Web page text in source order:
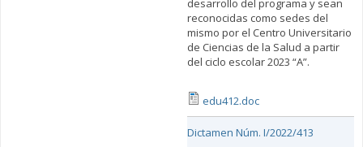
desarrollo del programa y sean
reconocidas como sedes del
mismo por el Centro Universitario
de Ciencias de la Salud a partir
del ciclo escolar 2023 “A”.
edu412.doc
Dictamen Núm. I/2022/413